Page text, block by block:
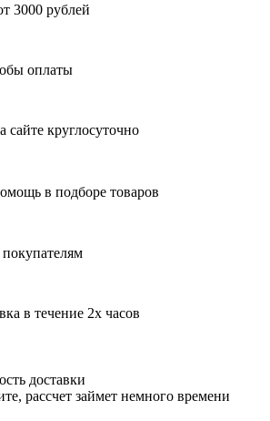
3000 рублей
оплаты
круглосуточно
в подборе товаров
в течение 2х часов
доставки
рассчет займет немного времени